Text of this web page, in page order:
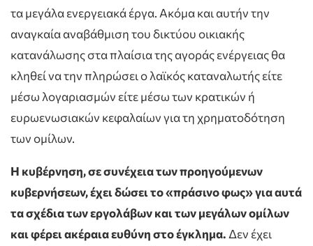
τα μεγάλα ενεργειακά έργα. Ακόμα και αυτήν την
αναγκαία αναβάθμιση του δικτύου οικιακής
κατανάλωσης στα πλαίσια της αγοράς ενέργειας θα
κληθεί να την πληρώσει ο λαϊκός καταναλωτής είτε
μέσω λογαριασμών είτε μέσω των κρατικών ή
ευρωενωσιακών κεφαλαίων για τη χρηματοδότηση
των ομίλων.
Η κυβέρνηση, σε συνέχεια των προηγούμενων
κυβερνήσεων, έχει δώσει το «πράσινο φως» για αυτά
τα σχέδια των εργολάβων και των μεγάλων ομίλων
και φέρει ακέραια ευθύνη στο έγκλημα. Δεν έχει